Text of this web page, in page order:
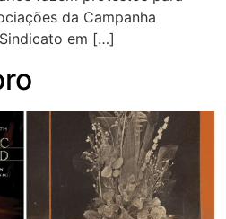
da Campanha
em […]